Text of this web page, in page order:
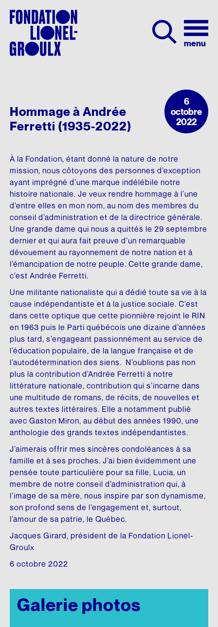
À PROPOS
Mission et objectifs
Publications
QUI NOUS SOMMES
Notre équipe
Conseil d’administration
Comité scientifique
Membres honoraires
ESPACE DE PRESSE
Communiqués
Rapports annuels
Logo et guide de normes
UN RICHE HÉRITAGE
Histoire de la Fondation
Bibliothèque
Fonds d’archives
Programmation
CYCLES DE CONFÉRENCES
Douze lois qui ont marqué le Québec
Dix journées qui ont fait le Québec
SÉRIE VIDÉO
Nos géants
HISTOIRE DU QUÉBEC
Mémoires et thèses
Répertoire de films
Répertoire de sites
Commémorations
LANGUE FRANÇAISE
Charte de la langue française
La question linguistique au Québec
Matériel pédagogique
CHANTIER WIKIPÉDIA
Articles de la Fondation
Formation et tutoriels
CULTURE QUÉBÉCOISE
Les prix Lionel-Groulx
Le prix Jean-Éthier-Blais
EXPOSITIONS
Le métro, véhicule de notre histoire
Nos géants : l’exposition
SA VIE
Biographie
SON INFLUENCE
Les successeurs de Groulx
Études sur Lionel Groulx
Lieux de mémoire
SON ŒUVRE
Brochures
Écrits personnels
Essais divers
Fiction
Histoire
Traductions
SA BIBLIOTHÈQUE
Livres
Brochures
ARCHIVES AUDIOVISUELLES
Le Chanoine Lionel Groulx, historien
Cours d’histoire donné par Groulx à CKAC
UNE FIGURE MARQUANTE
Nous joindre
NOUS JOINDRE
261, avenue Bloomfield
Envoyer un message
HEURES D’OUVERTURE
Lundi au jeudi : 9 h à 16 h
NOUS SUIVRE
Facebook
Instagram
YouTube
INFOLETTRE
DONNEZ
COMMENT NOUS SOUTENIR
Don en ligne
Dons mensuels
Dons planifiés
Dons de valeurs mobilières
Premier don majeur en culture
REMERCIEMENTS
Donateurs et donatrices
Dons des députés
FAITES UN DON EN LIGNE
CRÉDIT D’IMPÔT ADDITIONNEL
Hommage à Andrée
Ferretti (1935-2022)
6
octobre
2022
À la Fondation, étant donné la nature de notre
mission, nous côtoyons des personnes d’exception
ayant imprégné d’une marque indélébile notre
histoire nationale. Je veux rendre hommage à l’une
d’entre elles en mon nom, au nom des membres du
conseil d’administration et de la directrice générale.
Une grande dame qui nous a quittés le 29 septembre
dernier et qui aura fait preuve d’un remarquable
dévouement au rayonnement de notre nation et à
l’émancipation de notre peuple. Cette grande dame,
c’est Andrée Ferretti.
Une militante nationaliste qui a dédié toute sa vie à la
cause indépendantiste et à la justice sociale. C’est
dans cette optique que cette pionnière rejoint le RIN
en 1963 puis le Parti québécois une dizaine d’années
plus tard, s’engageant passionnément au service de
l’éducation populaire, de la langue française et de
l’autodétermination des siens. N’oublions pas non
plus la contribution d’Andrée Ferretti à notre
littérature nationale, contribution qui s’incarne dans
une multitude de romans, de récits, de nouvelles et
autres textes littéraires. Elle a notamment publié
avec Gaston Miron, au début des années 1990, une
anthologie des grands textes indépendantistes.
J’aimerais offrir mes sincères condoléances à sa
famille et à ses proches. J’ai bien évidemment une
pensée toute particulière pour sa fille, Lucia, un
membre de notre conseil d’administration qui, à
l’image de sa mère, nous inspire par son dynamisme,
son profond sens de l’engagement et, surtout,
l’amour de sa patrie, le Québec.
Jacques Girard, président de la Fondation Lionel-
Groulx
6 octobre 2022
Galerie photos
Andrée Ferretti - Photo : Martine Doyon / Éditions XYZ